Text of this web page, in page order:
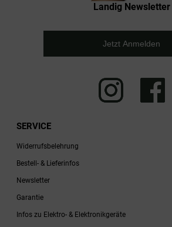
Landig Newsletter
Jetzt Anmelden
SERVICE
Widerrufsbelehrung
Bestell- & Lieferinfos
Newsletter
Garantie
Infos zu Elektro- & Elektronikgeräte